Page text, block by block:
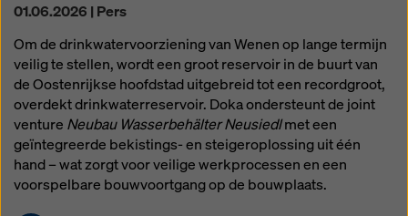
01.06.2026 | Pers
Om de drinkwatervoorziening van Wenen op lange termijn
veilig te stellen, wordt een groot reservoir in de buurt van
de Oostenrijkse hoofdstad uitgebreid tot een recordgroot,
overdekt drinkwaterreservoir. Doka ondersteunt de joint
venture Neubau Wasserbehälter Neusiedlmet een
geïntegreerde bekistings- en steigeroplossing uit één
hand – wat zorgt voor veilige werkprocessen en een
voorspelbare bouwvoortgang op de bouwplaats.